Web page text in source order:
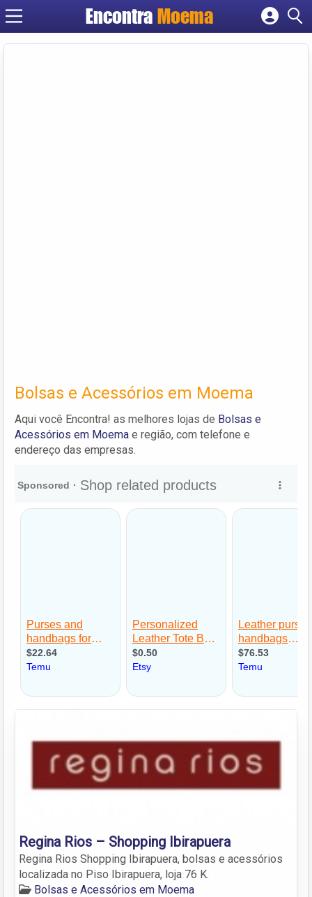
Encontra Moema
Bolsas e Acessórios em Moema
Aqui você Encontra! as melhores lojas de Bolsas e
Acessórios em Moema e região, com telefone e
endereço das empresas.
Regina Rios – Shopping Ibirapuera
Regina Rios Shopping Ibirapuera, bolsas e acessórios
localizada no Piso Ibirapuera, loja 76 K.
Bolsas e Acessórios em Moema